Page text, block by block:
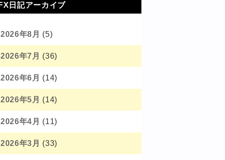
FX日記アーカイブ
2026年8月 (5)
2026年7月 (36)
2026年6月 (14)
2026年5月 (14)
2026年4月 (11)
2026年3月 (33)